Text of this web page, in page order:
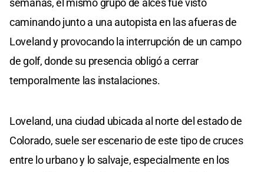
caminando junto a una autopista en las afueras de
Loveland y provocando la interrupción de un campo
de golf, donde su presencia obligó a cerrar
temporalmente las instalaciones.
Loveland, una ciudad ubicada al norte del estado de
Colorado, suele ser escenario de este tipo de cruces
entre lo urbano y lo salvaje, especialmente en los